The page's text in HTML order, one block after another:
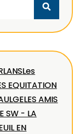
Les
EQUITATION
LES AMIS
SW - LA
EN